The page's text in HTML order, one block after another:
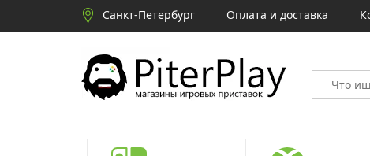
Санкт-Петербург Оплата и доставка